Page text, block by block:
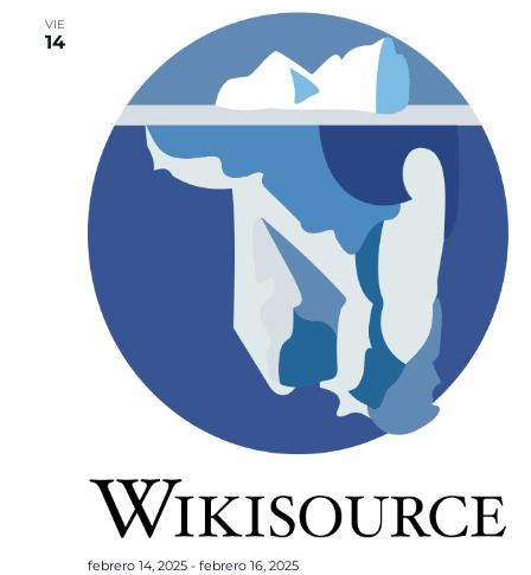
VIE
14
febrero 14, 2025- febrero 16, 2025